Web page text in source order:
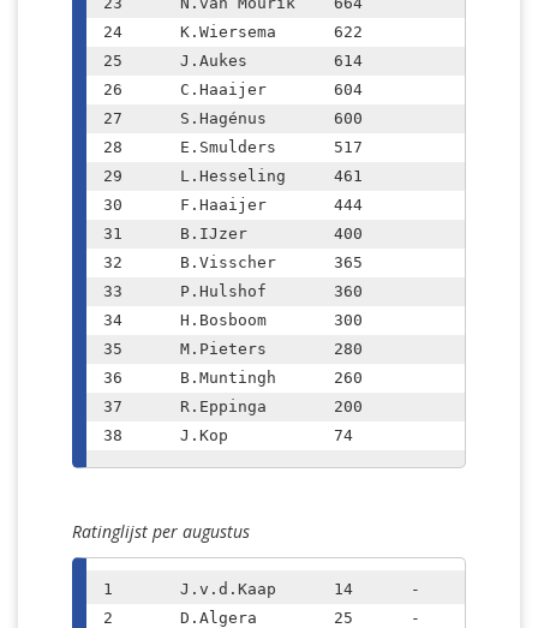
24	K.Wiersema	622
25	J.Aukes		614
26	C.Haaijer	604
27	S.Hagénus	600
28	E.Smulders	517
29	L.Hesseling	461
30	F.Haaijer	444
31	B.IJzer		400
32	B.Visscher	365
33	P.Hulshof	360
34	H.Bosboom	300
35	M.Pieters	280
36	B.Muntingh	260
37	R.Eppinga	200
38	J.Kop		74
Ratinglijst per augustus
1	J.v.d.Kaap	14	-	2067	(+20)
2	D.Algera	25	-	1899	(+68)